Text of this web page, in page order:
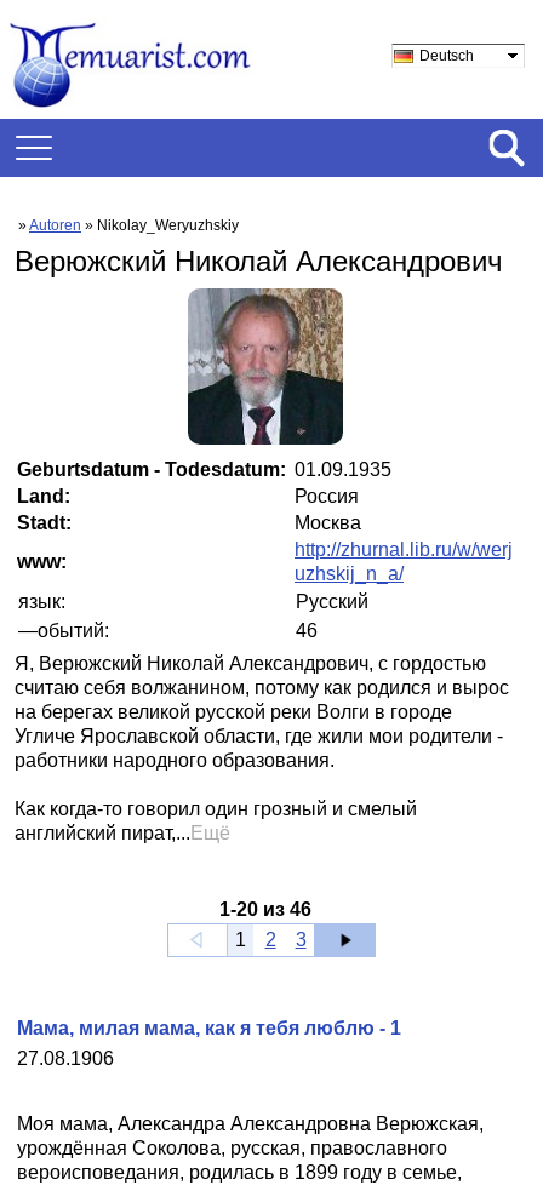
Deutsch
»Autoren » Nikolay_Weryuzhskiy
Верюжский Николай Александрович
Geburtsdatum - Todesdatum: 01.09.1935
Land:
Россия
Stadt:
Москва
www:
http://zhurnal.lib.ru/w/werj
uzhskij_n_a/
язык:
Русский
—обытий:
46
Я, Верюжский Николай Александрович, с гордостью
считаю себя волжанином, потому как родился и вырос
на берегах великой русской реки Волги в городе
Угличе Ярославской области, где жили мои родители -
работники народного образования.
Как когда-то говорил один грозный и смелый
английский пират,... Ещё
1-20из 46
1
2 3
27.08.1906
Мама, милая мама, как я тебя люблю - 1
Моя мама, Александра Александровна Верюжская,
урождённая Соколова, русская, православного
вероисповедания, родилась в 1899 году в семье,